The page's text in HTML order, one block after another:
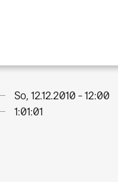
So, 12.12.2010 - 12:00
1:01:01